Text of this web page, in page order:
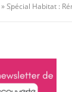
»Spécial Habitat :